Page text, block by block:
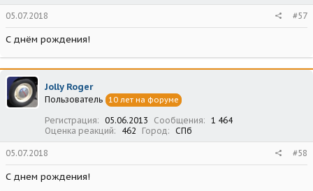
05.07.2018 #57
С днём рождения!
Jolly Roger
Пользователь 10 лет на форуме
Регистрация 05.06.2013 Сообщения
1 464
Оценка реакций
462 Город СПб
05.07.2018 #58
С днем рождения!